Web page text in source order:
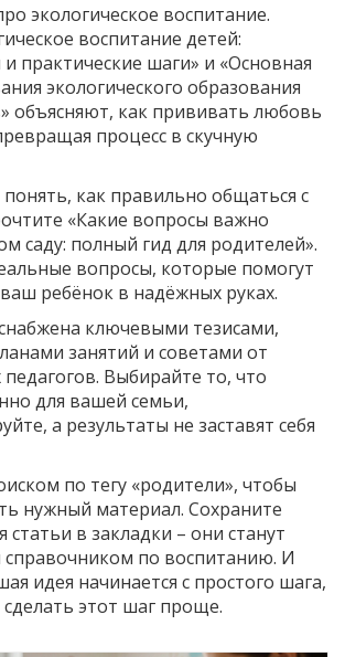
экологическое воспитание.
воспитание детей:
практические шаги» и «Основная
экологического образования
объясняют, как прививать любовь
процесс в скучную
как правильно общаться с
«Какие вопросы важно
саду: полный гид для родителей».
вопросы, которые помогут
ребёнок в надёжных руках.
ключевыми тезисами,
занятий и советами от
Выбирайте то, что
для вашей семьи,
а результаты не заставят себя
по тегу «родители», чтобы
нужный материал. Сохраните
в закладки – они станут
по воспитанию. И
идея начинается с простого шага,
этот шаг проще.